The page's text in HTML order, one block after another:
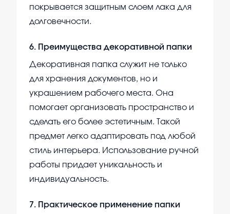
покрывается защитным слоем лака для
долговечности.
6. Преимущества декоративной папки
Декоративная папка служит не только
для хранения документов, но и
украшением рабочего места. Она
помогает организовать пространство и
сделать его более эстетичным. Такой
предмет легко адаптировать под любой
стиль интерьера. Использование ручной
работы придает уникальность и
индивидуальность.
7. Практическое применение папки